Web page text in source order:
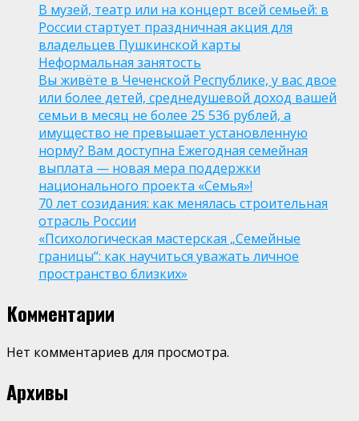
В музей, театр или на концерт всей семьей: в
России стартует праздничная акция для
владельцев Пушкинской карты
Неформальная занятость
Вы живёте в Чеченской Республике, у вас двое
или более детей, среднедушевой доход вашей
семьи в месяц не более 25 536 рублей, а
имущество не превышает установленную
норму? Вам доступна Ежегодная семейная
выплата — новая мера поддержки
национального проекта «Семья»!
70 лет созидания: как менялась строительная
отрасль России
«Психологическая мастерская „Семейные
границы“: как научиться уважать личное
пространство близких»
Комментарии
Нет комментариев для просмотра.
Архивы